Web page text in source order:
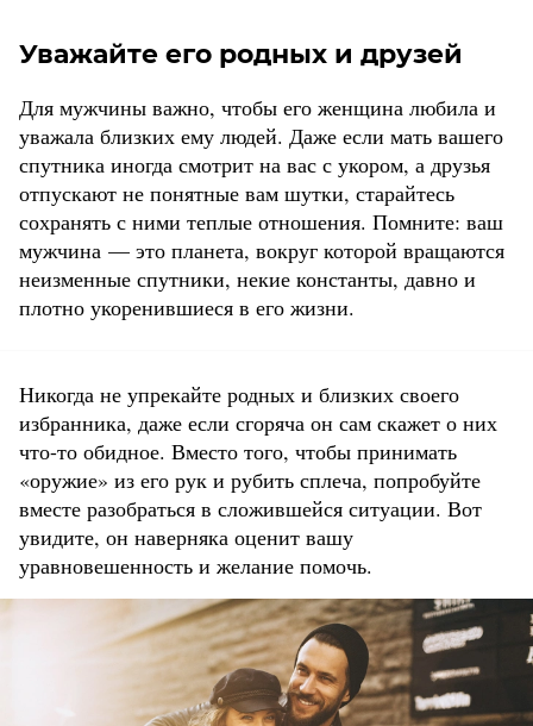
Уважайте его родных и друзей
Для мужчины важно, чтобы его женщина любила и
уважала близких ему людей. Даже если мать вашего
спутника иногда смотрит на вас с укором, а друзья
отпускают не понятные вам шутки, старайтесь
сохранять с ними теплые отношения. Помните: ваш
мужчина — это планета, вокруг которой вращаются
неизменные спутники, некие константы, давно и
плотно укоренившиеся в его жизни.
Никогда не упрекайте родных и близких своего
избранника, даже если сгоряча он сам скажет о них
что-то обидное. Вместо того, чтобы принимать
«‎оружие» из его рук и ‎рубить сплеча, попробуйте
вместе разобраться в сложившейся ситуации. Вот
увидите, он наверняка оценит вашу
уравновешенность и желание помочь.